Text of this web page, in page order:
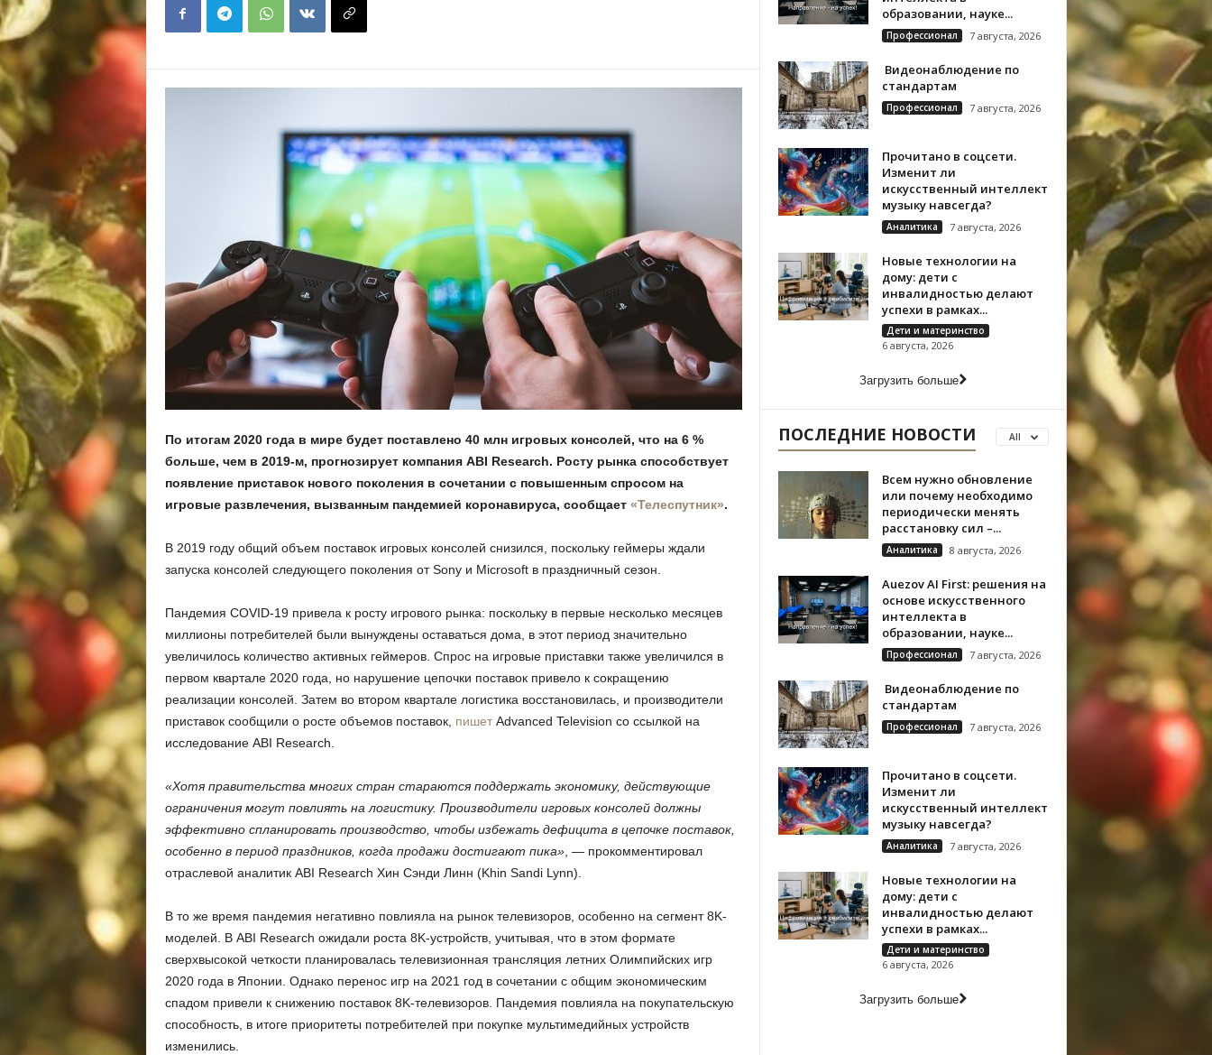
По итогам 2020 года в мире будет поставлено 40 млн игровых консолей, что на 6 %
больше, чем в 2019-м, прогнозирует компания ABI Research. Росту рынка способствует
появление приставок нового поколения в сочетании с повышенным спросом на
игровые развлечения, вызванным пандемией коронавируса, сообщает «Телеcпутник».
В 2019 году общий объем поставок игровых консолей снизился, поскольку геймеры ждали
запуска консолей следующего поколения от Sony и Microsoft в праздничный сезон.
Пандемия COVID-19 привела к росту игрового рынка: поскольку в первые несколько месяцев
миллионы потребителей были вынуждены оставаться дома, в этот период значительно
увеличилось количество активных геймеров. Спрос на игровые приставки также увеличился в
первом квартале 2020 года, но нарушение цепочки поставок привело к сокращению
реализации консолей. Затем во втором квартале логистика восстановилась, и производители
приставок сообщили о росте объемов поставок, пишетAdvanced Television со ссылкой на
исследование ABI Research.
«Хотя правительства многих стран стараются поддержать экономику, действующие
ограничения могут повлиять на логистику. Производители игровых консолей должны
эффективно спланировать производство, чтобы избежать дефицита в цепочке поставок,
особенно в период праздников, когда продажи достигают пика», — прокомментировал
отраслевой аналитик ABI Research Хин Сэнди Линн (Khin Sandi Lynn).
В то же время пандемия негативно повлияла на рынок телевизоров, особенно на сегмент 8K-
моделей. В ABI Research ожидали роста 8K-устройств, учитывая, что в этом формате
сверхвысокой четкости планировалась телевизионная трансляция летних Олимпийских игр
2020 года в Японии. Однако перенос игр на 2021 год в сочетании с общим экономическим
спадом привели к снижению поставок 8K-телевизоров. Пандемия повлияла на покупательскую
способность, в итоге приоритеты потребителей при покупке мультимедийных устройств
изменились.
образовании, науке...
Профессионал 7 августа, 2026
Видеонаблюдение по
стандартам
Профессионал 7 августа, 2026
Прочитано в соцсети.
Изменит ли
искусственный интеллект
музыку навсегда?
Аналитика 7 августа, 2026
Новые технологии на
дому: дети с
инвалидностью делают
успехи в рамках...
Дети и материнство
6 августа, 2026
Загрузить больше
ПОСЛЕДНИЕ НОВОСТИ All
Всем нужно обновление
или почему необходимо
периодически менять
расстановку сил –...
Аналитика 8 августа, 2026
Auezov AI First: решения на
основе искусственного
интеллекта в
образовании, науке...
Профессионал 7 августа, 2026
Видеонаблюдение по
стандартам
Профессионал 7 августа, 2026
Прочитано в соцсети.
Изменит ли
искусственный интеллект
музыку навсегда?
Аналитика 7 августа, 2026
Новые технологии на
дому: дети с
инвалидностью делают
успехи в рамках...
Дети и материнство
6 августа, 2026
Загрузить больше